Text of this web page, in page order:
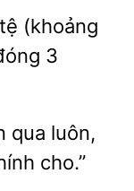
(khoảng
qua